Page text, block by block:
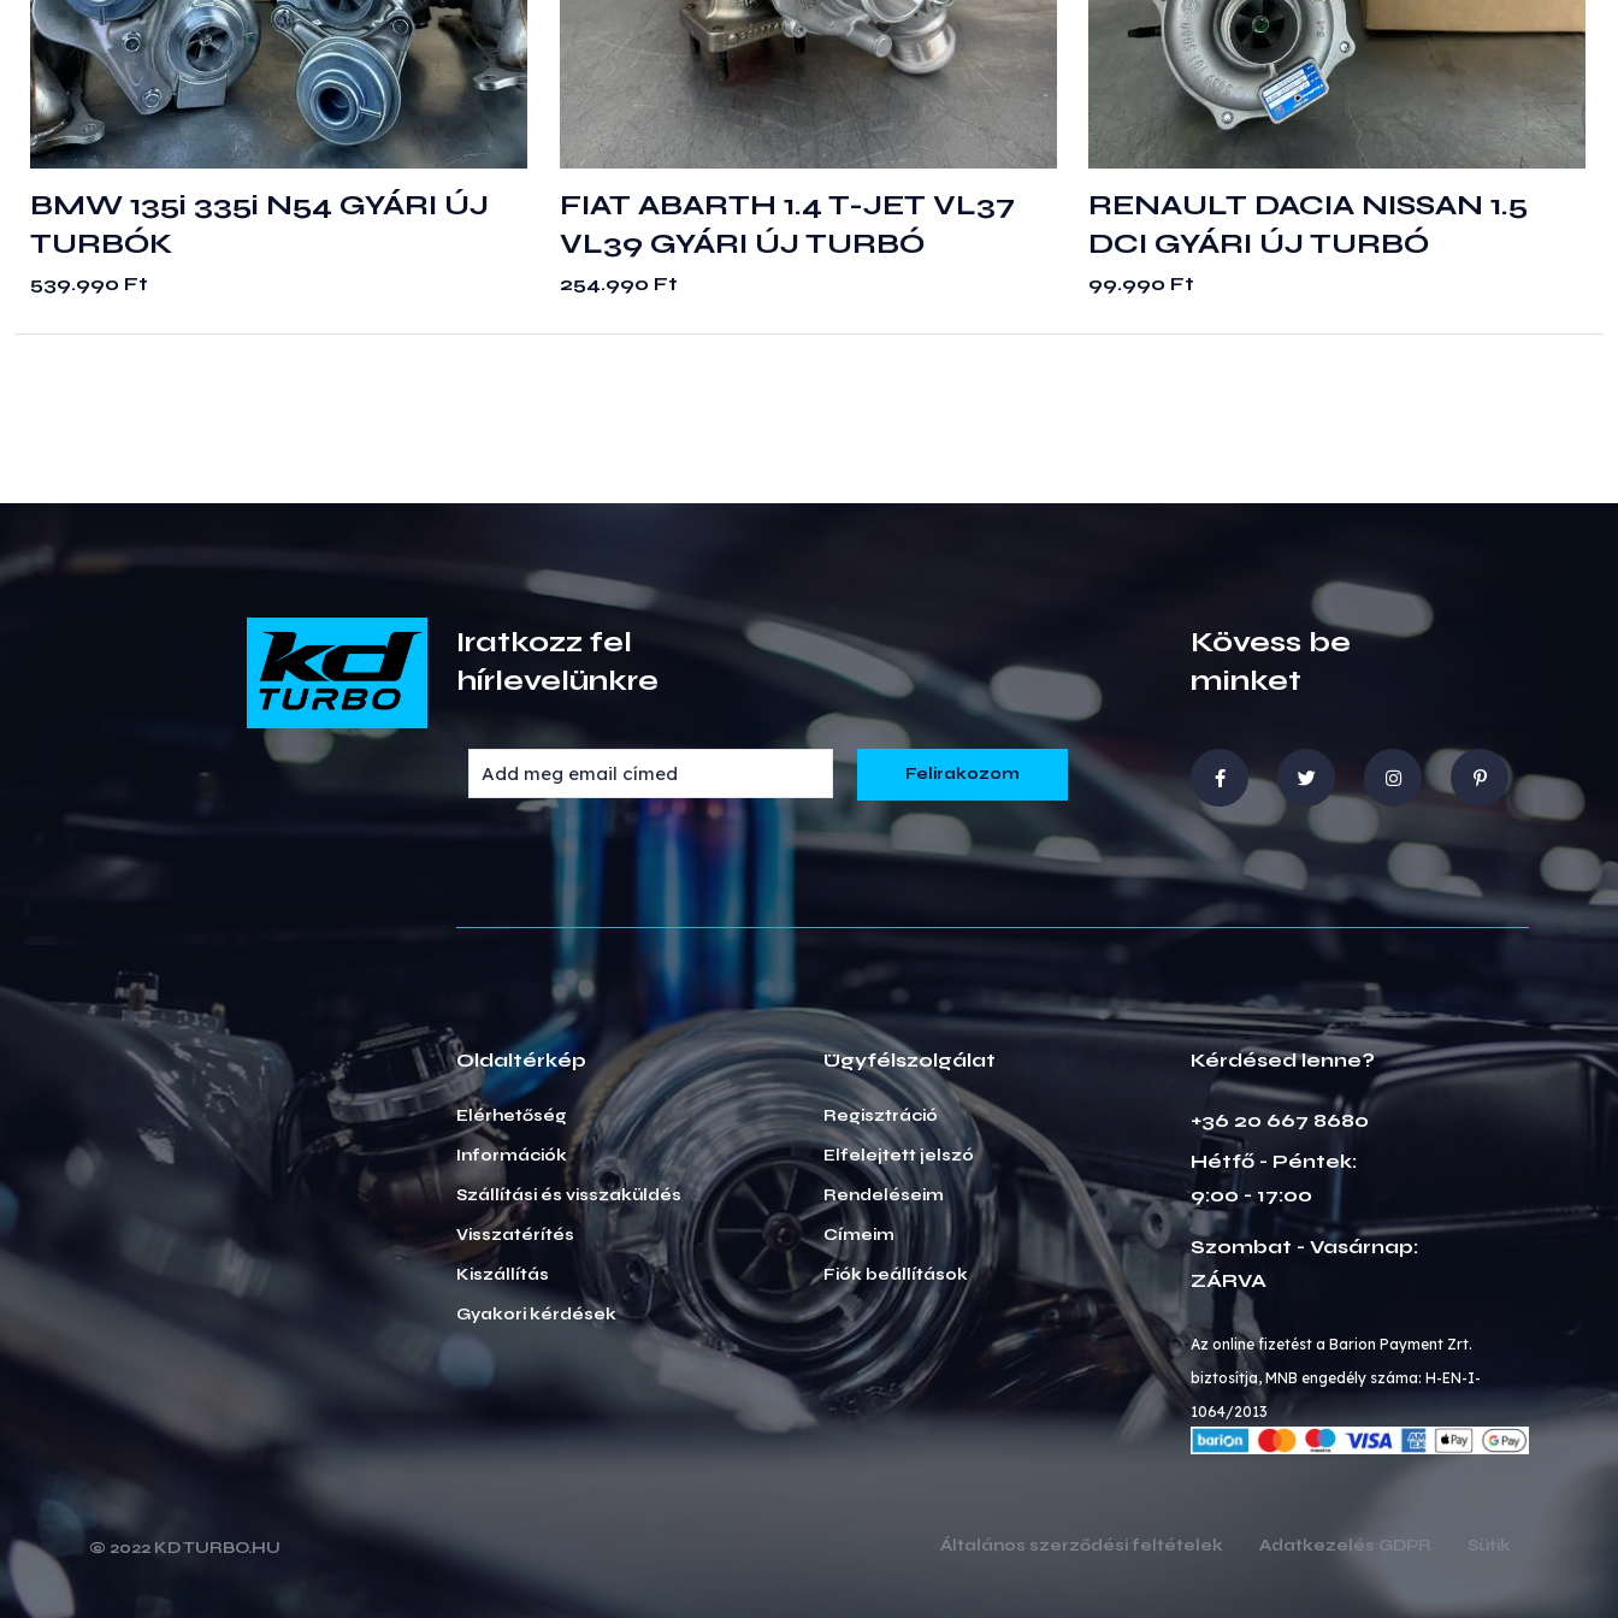
BMW 135i 335i N54 GYÁRI ÚJ
TURBÓK
539.990 Ft
FIAT ABARTH 1.4 T-JET VL37
VL39 GYÁRI ÚJ TURBÓ
254.990 Ft
RENAULT DACIA NISSAN 1.5
DCI GYÁRI ÚJ TURBÓ
99.990 Ft
Iratkozz fel
hírlevelünkre
Kövess be
minket
Oldaltérkép
Elérhetőség
Információk
Szállítási és visszaküldés
Visszatérítés
Kiszállítás
Gyakori kérdések
Ügyfélszolgálat
Regisztráció
Elfelejtett jelszó
Rendeléseim
Címeim
Fiók beállítások
Kérdésed lenne?
+36 20 667 8680
Hétfő - Péntek:
9:00 - 17:00
Szombat - Vasárnap:
ZÁRVA
Az online fizetést a Barion Payment Zrt.
biztosítja, MNB engedély száma: H-EN-I-
1064/2013
© 2022 KD TURBO.HU Általános szerződési feltételek Adatkezelés GDPR Sütik